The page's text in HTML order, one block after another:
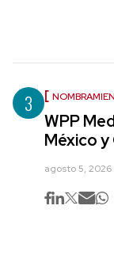
3
WPP
México
agosto 5, 2026